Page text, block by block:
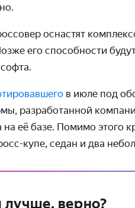
оснастят
его способности
в июле под
разработанной
её базе. Помимо этого
купе, седан и два
лучше, верно?